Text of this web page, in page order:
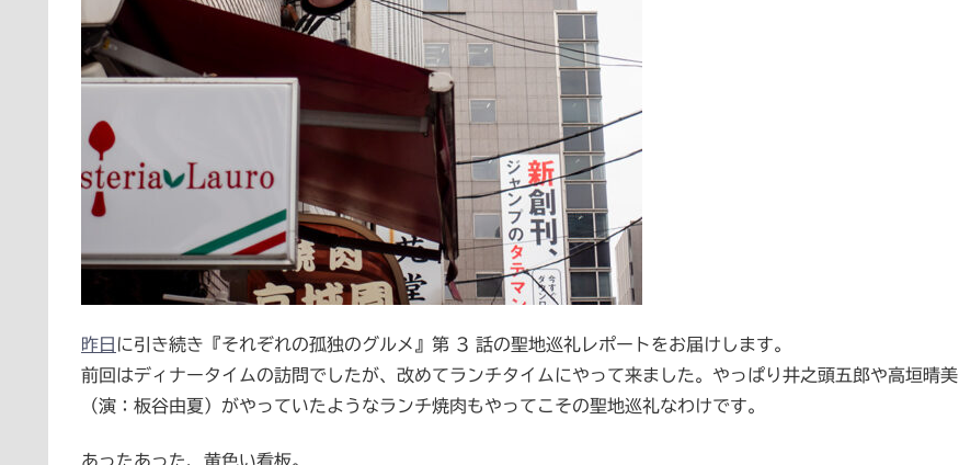
昨日 に引き続き『それぞれの孤独のグルメ』第 3 話の聖地巡礼レポートをお届けします。
前回はディナータイムの訪問でしたが、改めてランチタイムにやって来ました。やっぱり井之頭五郎や高垣晴美
（演：板谷由夏）がやっていたようなランチ焼肉もやってこその聖地巡礼なわけです。
あったあった、黄色い看板。